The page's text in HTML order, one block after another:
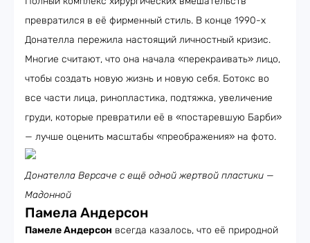
превратился в её фирменный стиль. В конце 1990-х
Донателла пережила настоящий личностный кризис.
Многие считают, что она начала «перекраивать» лицо,
чтобы создать новую жизнь и новую себя. Ботокс во
все части лица, ринопластика, подтяжка, увеличение
груди, которые превратили её в «постаревшую Барби»
— лучше оценить масштабы «преображения» на фото.
Донателла Версаче с ещё одной жертвой пластики —
Мадонной
Памела Андерсон
Памеле Андерсон всегда казалось, что её природной